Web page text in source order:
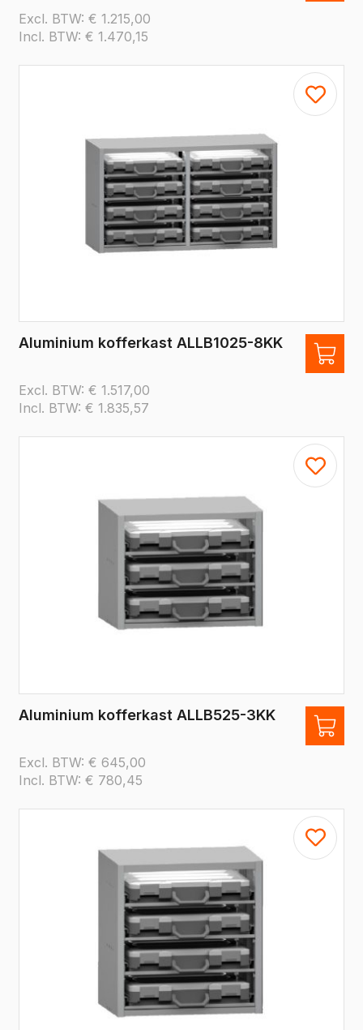
Excl. BTW: € 1.215,00
Incl. BTW: € 1.470,15
Aluminium kofferkast ALLB1025-8KK
Excl. BTW: € 1.517,00
Incl. BTW: € 1.835,57
Aluminium kofferkast ALLB525-3KK
Excl. BTW: € 645,00
Incl. BTW: € 780,45